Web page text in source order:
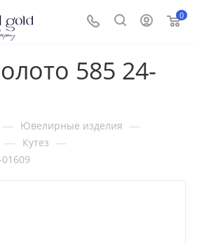
0
585 24-
— Ювелирные изделия —
— Кутез —